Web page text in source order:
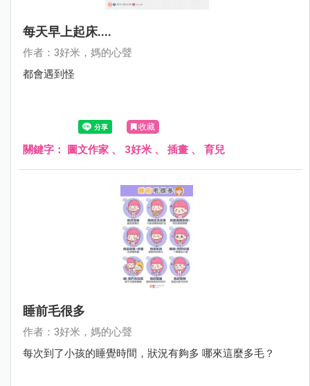
每天早上起床....
作者：3好米，媽的心聲
都會遇到怪
收藏
關鍵字： 圖文作家 、 3好米 、 插畫 、 育兒
睡前毛很多
作者：3好米，媽的心聲
每次到了小孩的睡覺時間，狀況有夠多 哪來這麼多毛？